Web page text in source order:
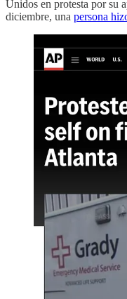
Unidos en protesta por su
diciembre, una persona